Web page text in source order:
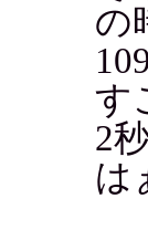
の
す
2
は